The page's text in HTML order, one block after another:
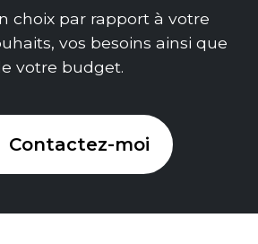
choix par rapport à votre
vos besoins ainsi que
votre budget.
Contactez-moi